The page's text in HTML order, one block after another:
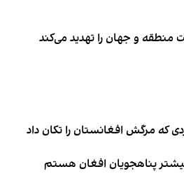
و جهان را تهدید می‌کند
که مرگش افغانستان را تکان داد
بیشتر پناهجویان افغان هستم